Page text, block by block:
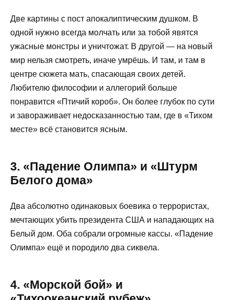
Две картины с пост апокалиптическим душком. В
одной нужно всегда молчать или за тобой явятся
ужасные монстры и уничтожат. В другой — на новый
мир нельзя смотреть, иначе умрёшь. И там, и там в
центре сюжета мать, спасающая своих детей.
Любителю философии и аллегорий больше
понравится «Птичий короб». Он более глубок по сути
и завораживает недосказанностью там, где в «Тихом
месте» всё становится ясным.
3. «Падение Олимпа» и «Штурм
Белого дома»
Два абсолютно одинаковых боевика о террористах,
мечтающих убить президента США и нападающих на
Белый дом. Оба собрали огромные кассы. «Падение
Олимпа» ещё и породило два сиквела.
4. «Морской бой» и